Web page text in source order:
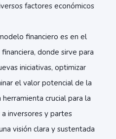
factores económicos
financiero es en el
donde sirve para
iniciativas, optimizar
el valor potencial de la
crucial para la
inversores y partes
visión clara y sustentada